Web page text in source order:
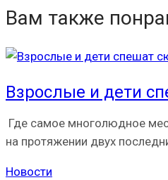
Вам также
Взрослые и дети
Где самое многолюдное
на протяжении двух
Новости